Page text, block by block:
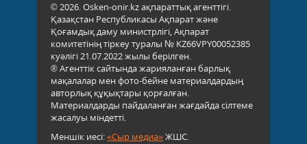
© 2026. Osken-onir.kz ақпараттық агенттігі.
Қазақстан Республикасы Ақпарат және
Қоғамдық даму министрлігі, Ақпарат
комитетінің тіркеу туралы № KZ66VPY00052385
куәлігі 21.07.2022 жылы берілген.
® Агенттік сайтында жарияланған барлық
мақалалар мен фото-бейне материалдардың
авторлық құқықтары қорғалған.
Материалдарды пайдаланған жағдайда сілтеме
жасалуы міндетті.
Меншік иесі:«Сыр медиа»ЖШС.